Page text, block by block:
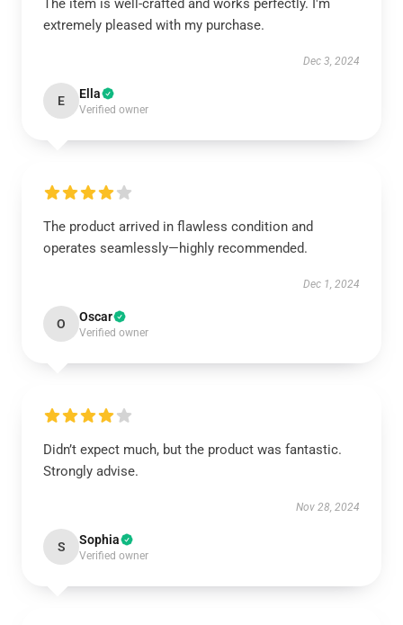
The item is well-crafted and works perfectly. I'm
extremely pleased with my purchase.
Dec 3, 2024
E Ella
Verified owner
The product arrived in flawless condition and
operates seamlessly—highly recommended.
Dec 1, 2024
O Oscar
Verified owner
Didn’t expect much, but the product was fantastic.
Strongly advise.
Nov 28, 2024
S Sophia
Verified owner